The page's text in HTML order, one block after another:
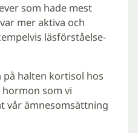
som hade mest
mer aktiva och
läsförståelse-
på halten kortisol hos
som vi
vår ämnesomsättning